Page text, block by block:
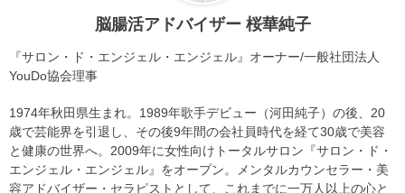
脳腸活アドバイザー 桜華純子
『サロン・ド・エンジェル・エンジェル』オーナー/一般社団法人
YouDo協会理事
1974年秋田県生まれ。1989年歌手デビュー（河田純子）の後、20
歳で芸能界を引退し、その後9年間の会社員時代を経て30歳で美容
と健康の世界へ。2009年に女性向けトータルサロン『サロン・ド・
エンジェル・エンジェル』をオープン。メンタルカウンセラー・美
容アドバイザー・セラピストとして、これまでに一万人以上の心と